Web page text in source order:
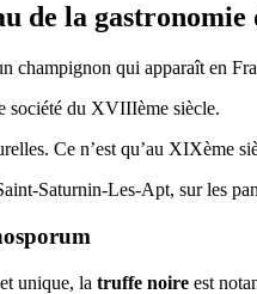
de la gastronomie
champignon qui apparaît en
société du XVIIIème siècle.
Ce n’est qu’au XIXème
Saturnin-Les-Apt, sur les
unique, la truffe noire est